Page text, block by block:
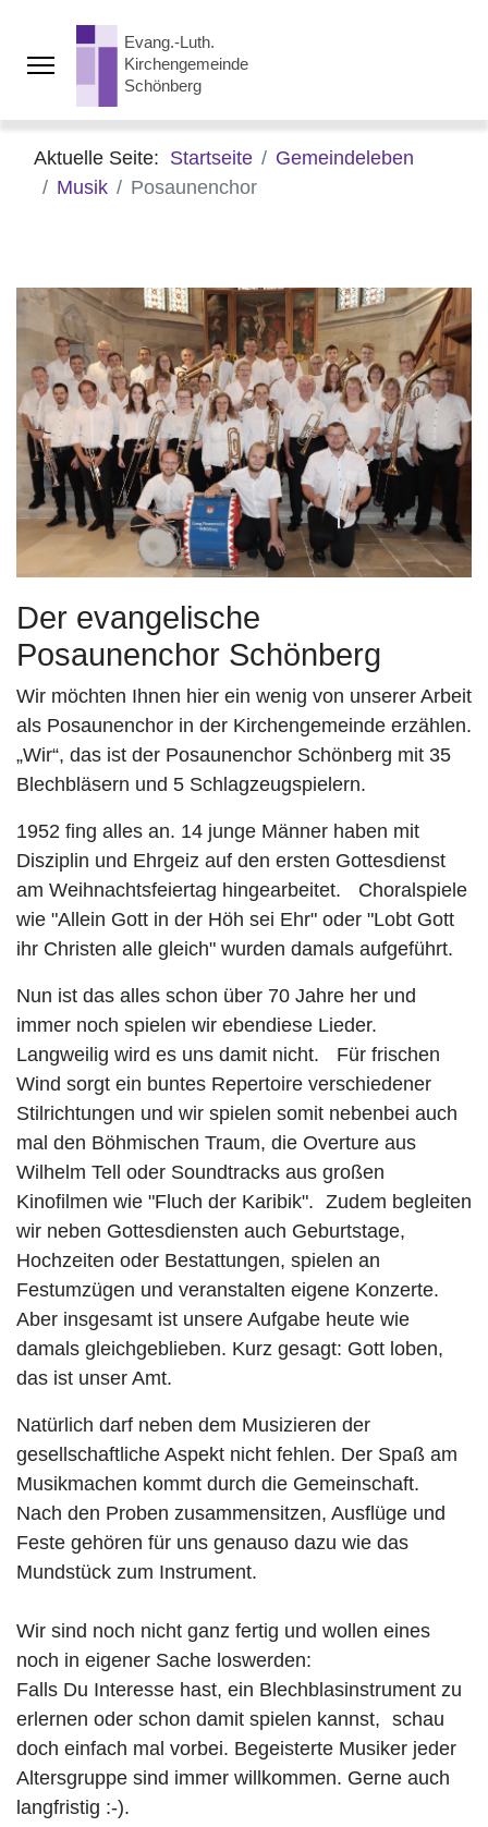
Aktuelle Seite: Startseite
Gemeindeleben
Musik
Posaunenchor
Der evangelische
Posaunenchor Schönberg
Wir möchten Ihnen hier ein wenig von unserer Arbeit
als Posaunenchor in der Kirchengemeinde erzählen.
„Wir“, das ist der Posaunenchor Schönberg mit 35
Blechbläsern und 5 Schlagzeugspielern.
1952 fing alles an. 14 junge Männer haben mit
Disziplin und Ehrgeiz auf den ersten Gottesdienst
am Weihnachtsfeiertag hingearbeitet. Choralspiele
wie "Allein Gott in der Höh sei Ehr" oder "Lobt Gott
ihr Christen alle gleich" wurden damals aufgeführt.
Nun ist das alles schon über 70 Jahre her und
immer noch spielen wir ebendiese Lieder.
Langweilig wird es uns damit nicht. Für frischen
Wind sorgt ein buntes Repertoire verschiedener
Stilrichtungen und wir spielen somit nebenbei auch
mal den Böhmischen Traum, die Overture aus
Wilhelm Tell oder Soundtracks aus großen
Kinofilmen wie "Fluch der Karibik". Zudem begleiten
wir neben Gottesdiensten auch Geburtstage,
Hochzeiten oder Bestattungen, spielen an
Festumzügen und veranstalten eigene Konzerte.
Aber insgesamt ist unsere Aufgabe heute wie
damals gleichgeblieben. Kurz gesagt: Gott loben,
das ist unser Amt.
Natürlich darf neben dem Musizieren der
gesellschaftliche Aspekt nicht fehlen. Der Spaß am
Musikmachen kommt durch die Gemeinschaft.
Nach den Proben zusammensitzen, Ausflüge und
Feste gehören für uns genauso dazu wie das
Mundstück zum Instrument.
Wir sind noch nicht ganz fertig und wollen eines
noch in eigener Sache loswerden:
Falls Du Interesse hast, ein Blechblasinstrument zu
erlernen oder schon damit spielen kannst, schau
doch einfach mal vorbei. Begeisterte Musiker jeder
Altersgruppe sind immer willkommen. Gerne auch
langfristig :-).